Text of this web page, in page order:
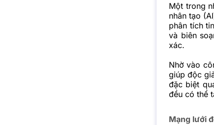
Một trong
nhân tạo
phân tích
và biên
xác.
Nhờ vào
giúp độc
đặc biệt
đều có thể
Mạng lưới